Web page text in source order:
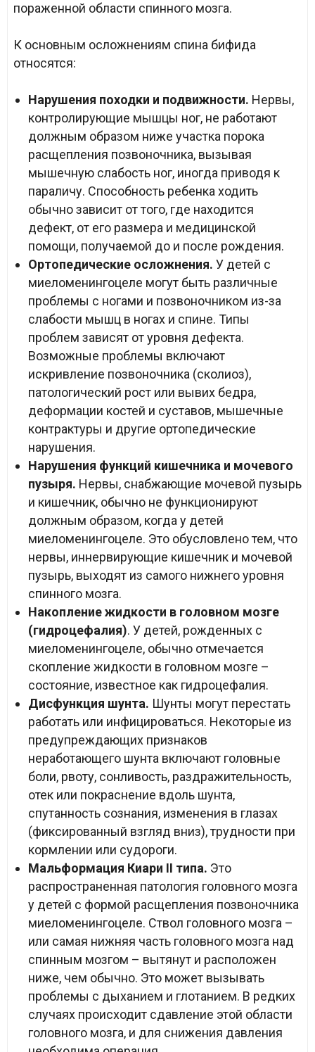
пораженной области спинного мозга.
К основным осложнениям спина бифида
относятся:
Нарушения походки и подвижности. Нервы,
контролирующие мышцы ног, не работают
должным образом ниже участка порока
расщепления позвоночника, вызывая
мышечную слабость ног, иногда приводя к
параличу. Способность ребенка ходить
обычно зависит от того, где находится
дефект, от его размера и медицинской
помощи, получаемой до и после рождения.
Ортопедические осложнения. У детей с
миеломенингоцеле могут быть различные
проблемы с ногами и позвоночником из-за
слабости мышц в ногах и спине. Типы
проблем зависят от уровня дефекта.
Возможные проблемы включают
искривление позвоночника (сколиоз),
патологический рост или вывих бедра,
деформации костей и суставов, мышечные
контрактуры и другие ортопедические
нарушения.
Нарушения функций кишечника и мочевого
пузыря. Нервы, снабжающие мочевой пузырь
и кишечник, обычно не функционируют
должным образом, когда у детей
миеломенингоцеле. Это обусловлено тем, что
нервы, иннервирующие кишечник и мочевой
пузырь, выходят из самого нижнего уровня
спинного мозга.
Накопление жидкости в головном мозге
(гидроцефалия). У детей, рожденных с
миеломенингоцеле, обычно отмечается
скопление жидкости в головном мозге –
состояние, известное как гидроцефалия.
Дисфункция шунта. Шунты могут перестать
работать или инфицироваться. Некоторые из
предупреждающих признаков
неработающего шунта включают головные
боли, рвоту, сонливость, раздражительность,
отек или покраснение вдоль шунта,
спутанность сознания, изменения в глазах
(фиксированный взгляд вниз), трудности при
кормлении или судороги.
Мальформация Киари II типа. Это
распространенная патология головного мозга
у детей с формой расщепления позвоночника
миеломенингоцеле. Ствол головного мозга –
или самая нижняя часть головного мозга над
спинным мозгом – вытянут и расположен
ниже, чем обычно. Это может вызывать
проблемы с дыханием и глотанием. В редких
случаях происходит сдавление этой области
головного мозга, и для снижения давления